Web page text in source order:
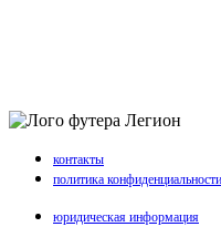
Легион
контакты
политика конфиденциальности
юридическая информация